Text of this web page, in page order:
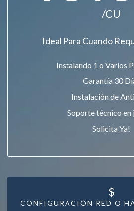
/CU
Ideal Para Cuando
Instalando 1 o Varios
Garantía 30
Instalación de
Soporte técnico en
Solicita Ya!
CONFIGURACIÓN RED O
$